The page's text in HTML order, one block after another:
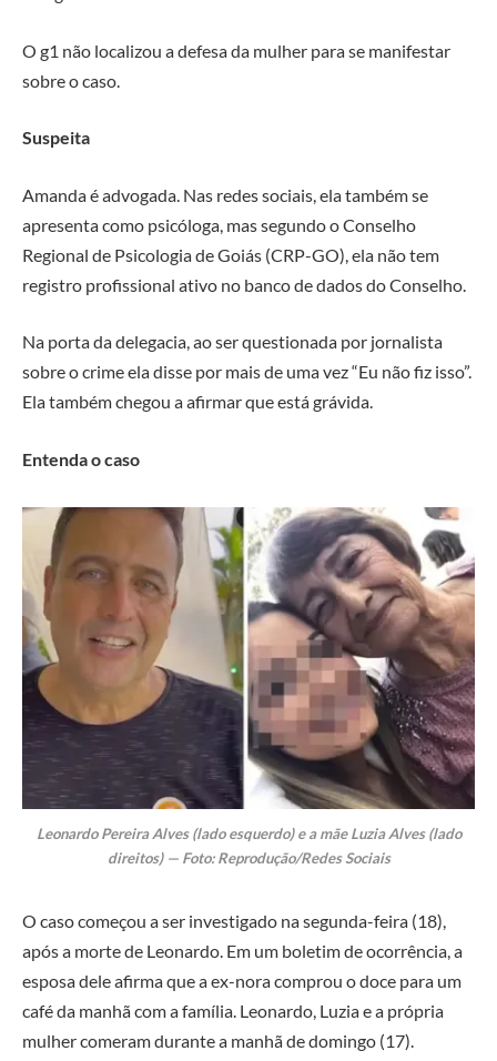
O g1 não localizou a defesa da mulher para se manifestar
sobre o caso.
Suspeita
Amanda é advogada. Nas redes sociais, ela também se
apresenta como psicóloga, mas segundo o Conselho
Regional de Psicologia de Goiás (CRP-GO), ela não tem
registro profissional ativo no banco de dados do Conselho.
Na porta da delegacia, ao ser questionada por jornalista
sobre o crime ela disse por mais de uma vez “Eu não fiz isso”.
Ela também chegou a afirmar que está grávida.
Entenda o caso
Leonardo Pereira Alves (lado esquerdo) e a mãe Luzia Alves (lado
direitos) — Foto: Reprodução/Redes Sociais
O caso começou a ser investigado na segunda-feira (18),
após a morte de Leonardo. Em um boletim de ocorrência, a
esposa dele afirma que a ex-nora comprou o doce para um
café da manhã com a família. Leonardo, Luzia e a própria
mulher comeram durante a manhã de domingo (17).